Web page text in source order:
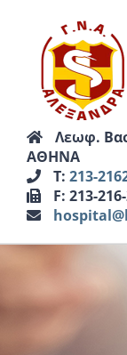
περιεχόμενο
Λεωφ.
ΑΘΗΝΑ
Τ: 213-
F: 213-